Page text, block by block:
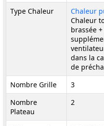
Type Chaleur
Chaleur
Chaleur
brassée
dans la
de
Nombre Grille
3
Nombre
Plateau
2